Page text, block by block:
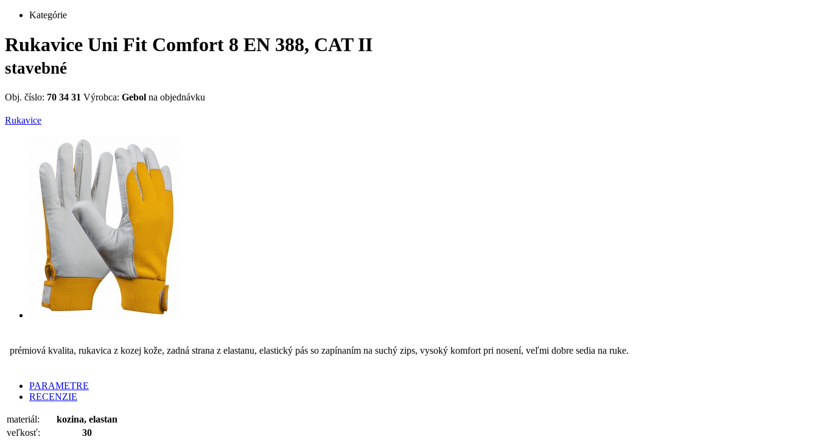
Kategórie
Rukavice Uni Fit Comfort 8 EN 388, CAT II
stavebné
Obj. číslo: 70 34 31 Výrobca: Gebol na objednávku
Rukavice
prémiová kvalita, rukavica z kozej kože, zadná strana z elastanu, elastický pás so zapínaním na suchý zips, vysoký komfort pri nosení, veľmi dobre sedia na ruke.
PARAMETRE
RECENZIE
materiál:
kozina, elastan
veľkosť:
30